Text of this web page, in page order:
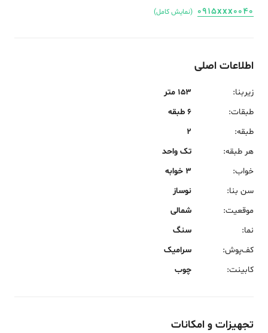
0915xxx0040
(نمایش کامل)
اطلاعات اصلی
زیربنا:
153 متر
طبقات:
6 طبقه
طبقه:
2
هر طبقه:
تک واحد
خواب:
3 خوابه
سن بنا:
نوساز
موقعیت:
شمالی
نما:
سنگ
کف‌پوش:
سرامیک
کابینت: چوب
تجهیزات و امکانات